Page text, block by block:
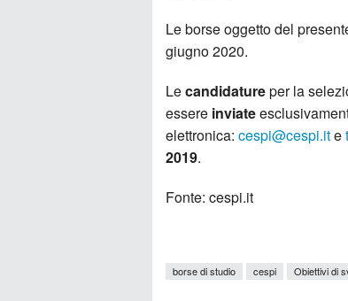
Le borse oggetto del
giugno 2020.
Lecandidatureper la
essere inviate
elettronica: cespi@cespi.ite
2019.
Fonte: cespi.it
borse di studio cespi Obiettivi di